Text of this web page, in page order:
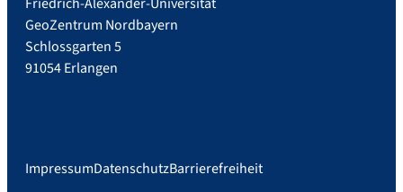
GeoZentrum Nordbayern
Schlossgarten 5
91054 Erlangen
ImpressumDatenschutzBarrierefreiheit